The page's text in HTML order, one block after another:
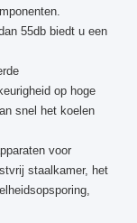
55db biedt u een
op hoge
snel het koelen
voor
staalkamer, het